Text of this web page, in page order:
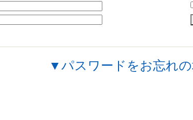
▼パスワードをお忘れ